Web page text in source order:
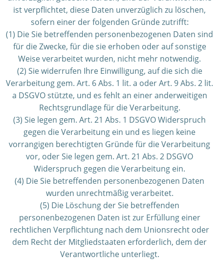
ist verpflichtet, diese Daten unverzüglich zu löschen,
sofern einer der folgenden Gründe zutrifft:
(1) Die Sie betreffenden personenbezogenen Daten sind
für die Zwecke, für die sie erhoben oder auf sonstige
Weise verarbeitet wurden, nicht mehr notwendig.
(2) Sie widerrufen Ihre Einwilligung, auf die sich die
Verarbeitung gem. Art. 6 Abs. 1 lit. a oder Art. 9 Abs. 2 lit.
a DSGVO stützte, und es fehlt an einer anderweitigen
Rechtsgrundlage für die Verarbeitung.
(3) Sie legen gem. Art. 21 Abs. 1 DSGVO Widerspruch
gegen die Verarbeitung ein und es liegen keine
vorrangigen berechtigten Gründe für die Verarbeitung
vor, oder Sie legen gem. Art. 21 Abs. 2 DSGVO
Widerspruch gegen die Verarbeitung ein.
(4) Die Sie betreffenden personenbezogenen Daten
wurden unrechtmäßig verarbeitet.
(5) Die Löschung der Sie betreffenden
personenbezogenen Daten ist zur Erfüllung einer
rechtlichen Verpflichtung nach dem Unionsrecht oder
dem Recht der Mitgliedstaaten erforderlich, dem der
Verantwortliche unterliegt.